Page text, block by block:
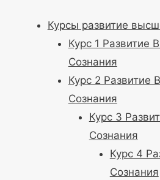
Курсы развитие
Курс 1 Развитие
Сознания
Курс 2 Развитие
Сознания
Курс 3
Сознания
Курс 4
Сознания